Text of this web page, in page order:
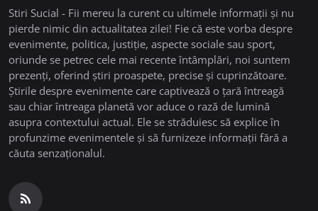
Stiri Sucial - Fii mereu la curent cu ultimele informații și nu
pierde nimic din actualitatea zilei! Fie că este vorba despre
evenimente, politica, justiție, aspecte sociale sau sport,
oriunde se petrec cele mai recente întâmplări, noi suntem
prezenți, oferind știri proaspete, precise și cuprinzătoare.
Știrile despre evenimente care captivează o țară întreagă
sau chiar întreaga planetă vor aduce o rază de lumină
asupra contextului actual. Ele se străduiesc să explice în
profunzime evenimentele și să furnizeze informații fără a
căuta senzaționalul.